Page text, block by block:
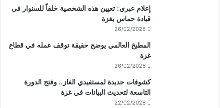
إعلام عبري: تعيين هذه الشخصية خلفاً للسنوار في
قيادة حماس بغزة
26/02/2026
المطبخ العالمي يوضح حقيقة توقف عمله في قطاع
غزة
26/02/2026
كشوفات جديدة لمستفيدي الغاز.. وفتح الدورة
التاسعة لتحديث البيانات في غزة
22/02/2026